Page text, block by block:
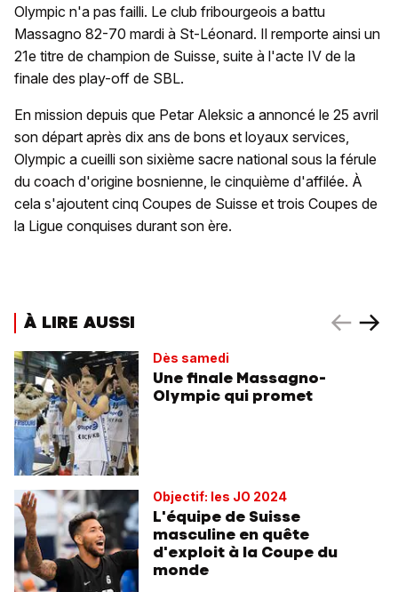
Olympic n'a pas failli. Le club fribourgeois a battu
Massagno 82-70 mardi à St-Léonard. Il remporte ainsi un
21e titre de champion de Suisse, suite à l'acte IV de la
finale des play-off de SBL.
En mission depuis que Petar Aleksic a annoncé le 25 avril
son départ après dix ans de bons et loyaux services,
Olympic a cueilli son sixième sacre national sous la férule
du coach d'origine bosnienne, le cinquième d'affilée. À
cela s'ajoutent cinq Coupes de Suisse et trois Coupes de
la Ligue conquises durant son ère.
À LIRE AUSSI
Dès samedi
Une finale Massagno-
Olympic qui promet
Objectif: les JO 2024
L'équipe de Suisse
masculine en quête
d'exploit à la Coupe du
monde